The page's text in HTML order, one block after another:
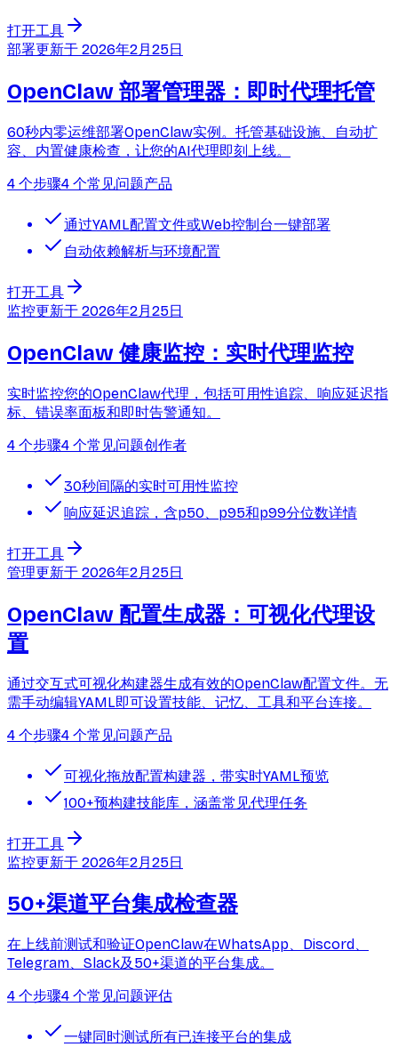
打开工具
部署更新于 2026年2月25日
OpenClaw 部署管理器：即时代理托管
60秒内零运维部署OpenClaw实例。托管基础设施、自动扩
容、内置健康检查，让您的AI代理即刻上线。
4 个步骤4 个常见问题产品
通过YAML配置文件或Web控制台一键部署
自动依赖解析与环境配置
打开工具
监控更新于 2026年2月25日
OpenClaw 健康监控：实时代理监控
实时监控您的OpenClaw代理，包括可用性追踪、响应延迟指
标、错误率面板和即时告警通知。
4 个步骤4 个常见问题创作者
30秒间隔的实时可用性监控
响应延迟追踪，含p50、p95和p99分位数详情
打开工具
管理更新于 2026年2月25日
OpenClaw 配置生成器：可视化代理设
置
通过交互式可视化构建器生成有效的OpenClaw配置文件。无
需手动编辑YAML即可设置技能、记忆、工具和平台连接。
4 个步骤4 个常见问题产品
可视化拖放配置构建器，带实时YAML预览
100+预构建技能库，涵盖常见代理任务
打开工具
监控更新于 2026年2月25日
50+渠道平台集成检查器
在上线前测试和验证OpenClaw在WhatsApp、Discord、
Telegram、Slack及50+渠道的平台集成。
4 个步骤4 个常见问题评估
一键同时测试所有已连接平台的集成